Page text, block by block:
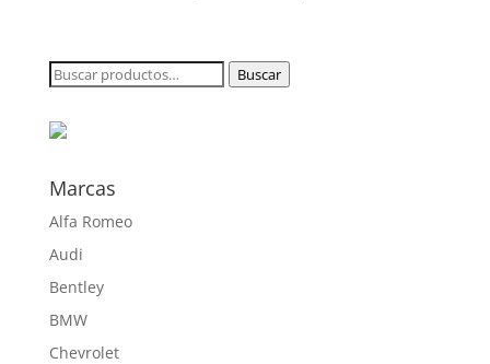
desde
222,78 €
Buscar
Buscar
Marcas
Alfa Romeo
Audi
Bentley
BMW
Chevrolet